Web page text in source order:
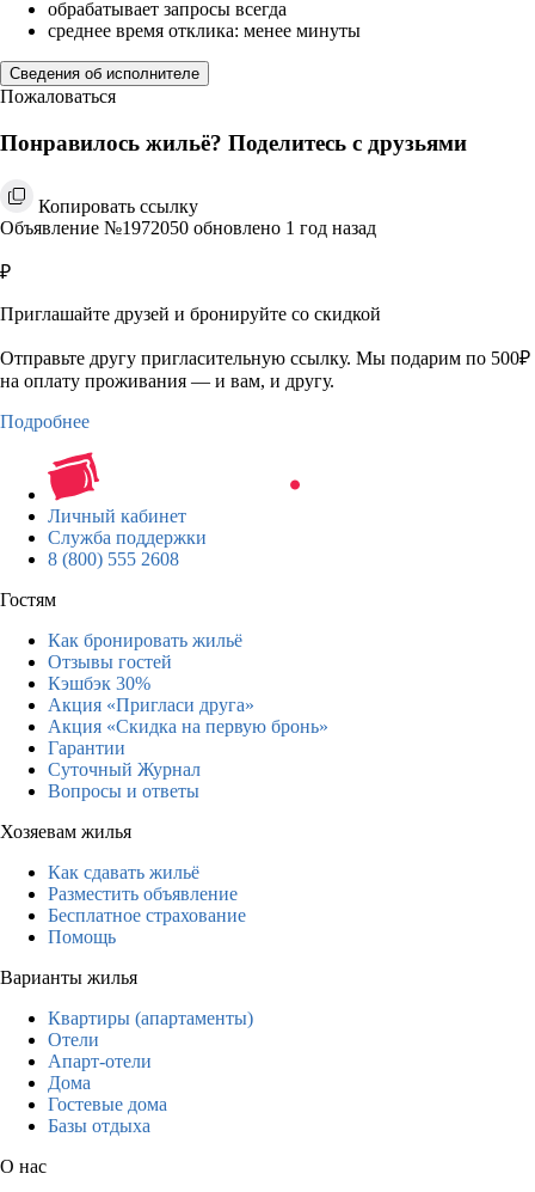
обрабатывает запросы всегда
среднее время отклика: менее минуты
Сведения об исполнителе
Пожаловаться
Понравилось жильё? Поделитесь с друзьями
Копировать ссылку
Объявление №1972050 обновлено 1 год назад
₽
Приглашайте друзей и бронируйте со скидкой
Отправьте другу пригласительную ссылку. Мы подарим по 500₽
на оплату проживания — и вам, и другу.
Подробнее
Личный кабинет
Служба поддержки
8 (800) 555 2608
Гостям
Как бронировать жильё
Отзывы гостей
Кэшбэк 30%
Акция «Пригласи друга»
Акция «Скидка на первую бронь»
Гарантии
Суточный Журнал
Вопросы и ответы
Хозяевам жилья
Как сдавать жильё
Разместить объявление
Бесплатное страхование
Помощь
Варианты жилья
Квартиры (апартаменты)
Отели
Апарт-отели
Дома
Гостевые дома
Базы отдыха
О нас